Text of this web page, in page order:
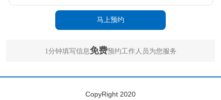
1分钟填写信息免费预约工作人员为您服务
CopyRight 2020